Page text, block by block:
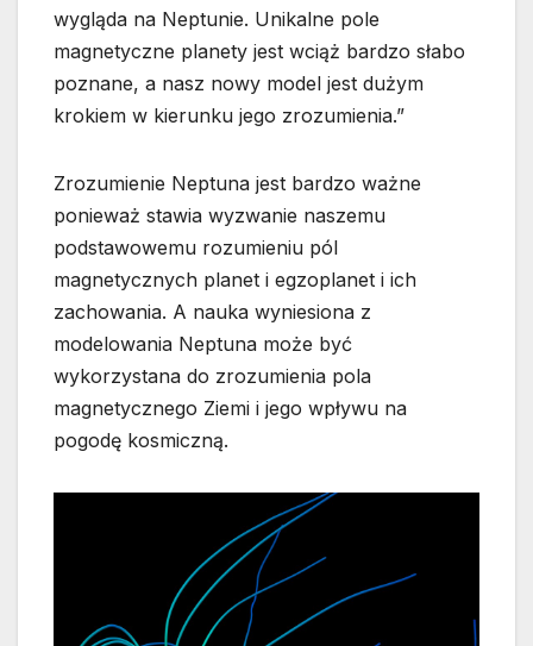
wygląda na Neptunie. Unikalne pole
magnetyczne planety jest wciąż bardzo słabo
poznane, a nasz nowy model jest dużym
krokiem w kierunku jego zrozumienia.”
Zrozumienie Neptuna jest bardzo ważne
ponieważ stawia wyzwanie naszemu
podstawowemu rozumieniu pól
magnetycznych planet i egzoplanet i ich
zachowania. A nauka wyniesiona z
modelowania Neptuna może być
wykorzystana do zrozumienia pola
magnetycznego Ziemi i jego wpływu na
pogodę kosmiczną.